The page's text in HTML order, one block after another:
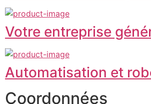
Votre entreprise
Automatisation et
Coordonnées